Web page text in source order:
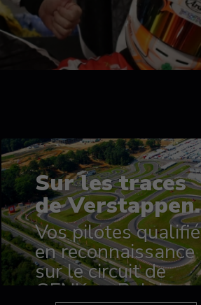
Sur les traces
de
Vos pilotes
en reconnaissance
sur le circuit de
GENK en Belgique